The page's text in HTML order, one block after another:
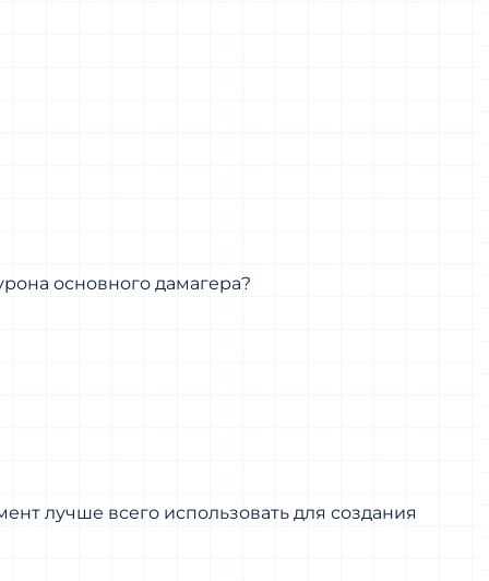
основного дамагера?
лучше всего использовать для создания